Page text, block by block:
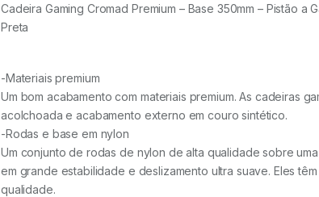
Cadeira Gaming Cromad Premium – Base 350mm – Pistão a
Preta
-Materiais premium
Um bom acabamento com materiais premium. As cadeiras
acolchoada e acabamento externo em couro sintético.
-Rodas e base em nylon
Um conjunto de rodas de nylon de alta qualidade sobre
em grande estabilidade e deslizamento ultra suave. Eles
qualidade.